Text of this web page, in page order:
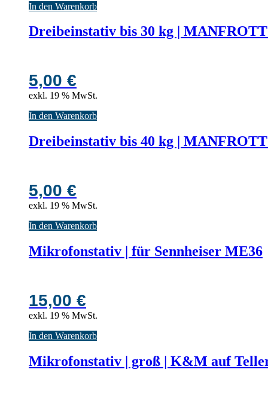
In den Warenkorb
Dreibeinstativ bis 30 kg |
5,00 €
exkl. 19 % MwSt.
In den Warenkorb
Dreibeinstativ bis 40 kg |
5,00 €
exkl. 19 % MwSt.
In den Warenkorb
Mikrofonstativ | für Sennheiser ME36
15,00 €
exkl. 19 % MwSt.
In den Warenkorb
Mikrofonstativ | groß | K&M auf